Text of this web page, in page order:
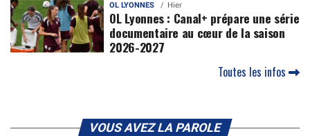
OL LYONNES Hier
OL Lyonnes : Canal+ prépare une série
documentaire au cœur de la saison
2026-2027
Toutes les infos
VOUS AVEZ LA PAROLE